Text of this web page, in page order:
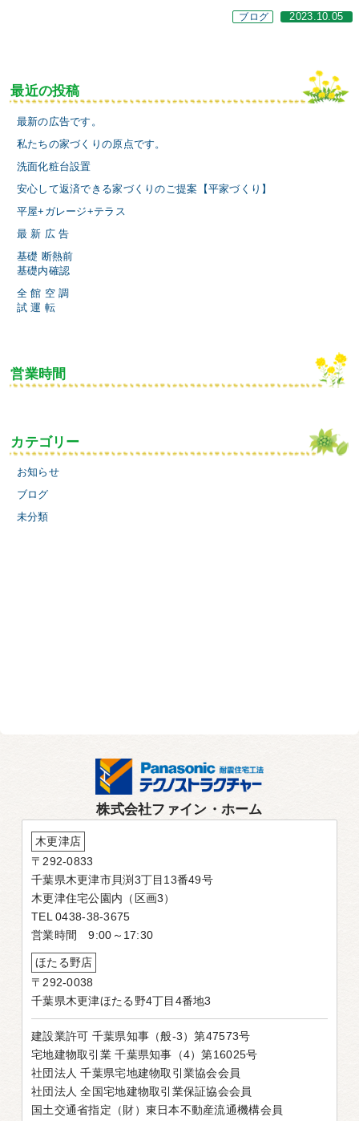
ブログ 2023.10.05
最近の投稿
最新の広告です。
私たちの家づくりの原点です。
洗面化粧台設置
安心して返済できる家づくりのご提案【平家づくり】
平屋+ガレージ+テラス
最 新 広 告
基礎 断熱前
基礎内確認
全 館 空 調
試 運 転
営業時間
カテゴリー
お知らせ
ブログ
未分類
株式会社ファイン・ホーム
木更津店
〒292-0833
千葉県木更津市貝渕3丁目13番49号
木更津住宅公園内（区画3）
TEL 0438-38-3675
営業時間 9:00～17:30
ほたる野店
〒292-0038
千葉県木更津ほたる野4丁目4番地3
建設業許可 千葉県知事（般-3）第47573号
宅地建物取引業 千葉県知事（4）第16025号
社団法人 千葉県宅地建物取引業協会会員
社団法人 全国宅地建物取引業保証協会会員
国土交通省指定（財）東日本不動産流通機構会員